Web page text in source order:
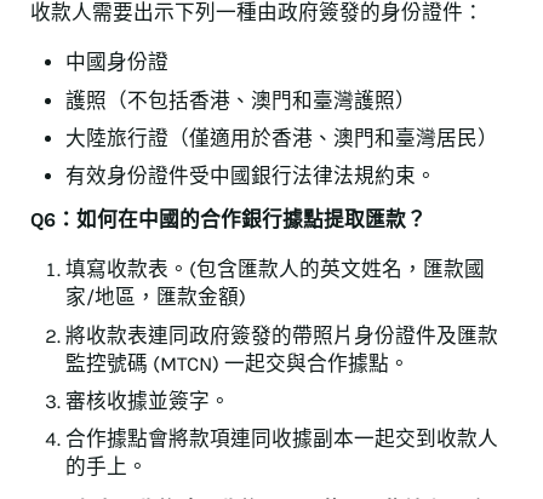
收款人需要出示下列一種由政府簽發的身份證件：
中國身份證
護照（不包括香港、澳門和臺灣護照）
大陸旅行證（僅適用於香港、澳門和臺灣居民）
有效身份證件受中國銀行法律法規約束。
Q6：如何在中國的合作銀行據點提取匯款？
填寫收款表。(包含匯款人的英文姓名，匯款國
家/地區，匯款金額)
將收款表連同政府簽發的帶照片身份證件及匯款
監控號碼 (MTCN) 一起交與合作據點。
審核收據並簽字。
合作據點會將款項連同收據副本一起交到收款人
的手上。